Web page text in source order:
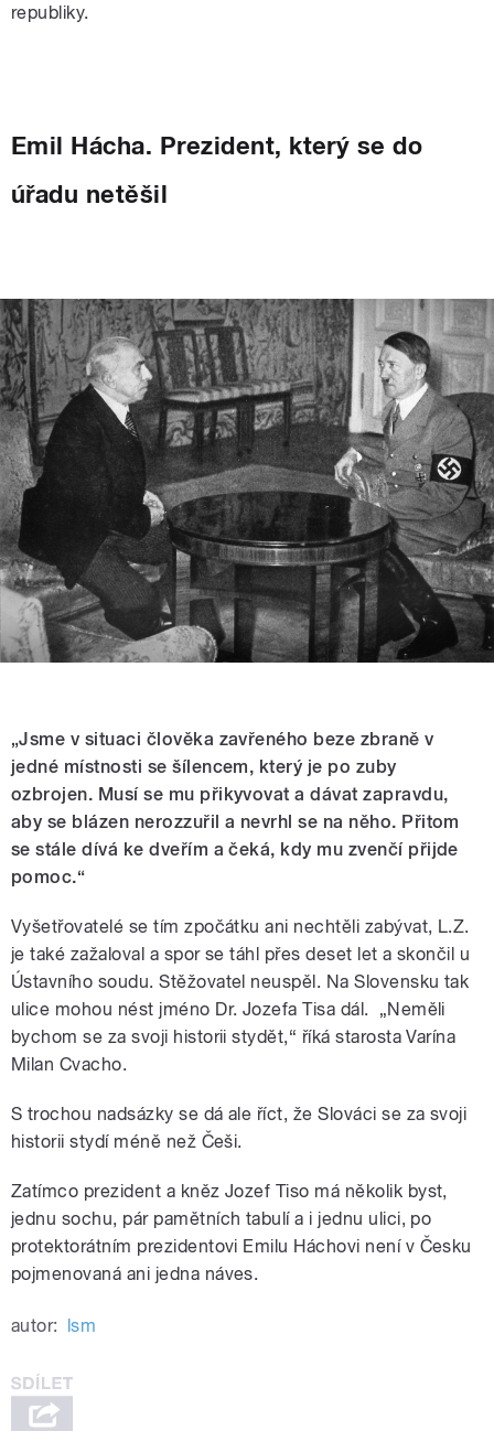
republiky.
Emil Hácha. Prezident, který se do
úřadu netěšil
„Jsme v situaci člověka zavřeného beze zbraně v
jedné místnosti se šílencem, který je po zuby
ozbrojen. Musí se mu přikyvovat a dávat zapravdu,
aby se blázen nerozzuřil a nevrhl se na něho. Přitom
se stále dívá ke dveřím a čeká, kdy mu zvenčí přijde
pomoc.“
Vyšetřovatelé se tím zpočátku ani nechtěli zabývat, L.Z.
je také zažaloval a spor se táhl přes deset let a skončil u
Ústavního soudu. Stěžovatel neuspěl. Na Slovensku tak
ulice mohou nést jméno Dr. Jozefa Tisa dál. „Neměli
bychom se za svoji historii stydět,“ říká starosta Varína
Milan Cvacho.
S trochou nadsázky se dá ale říct, že Slováci se za svoji
historii stydí méně než Češi.
Zatímco prezident a kněz Jozef Tiso má několik byst,
jednu sochu, pár pamětních tabulí a i jednu ulici, po
protektorátním prezidentovi Emilu Háchovi není v Česku
pojmenovaná ani jedna náves.
autor: lsm